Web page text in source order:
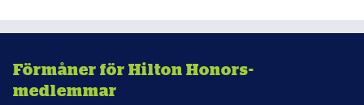
Förmåner för Hilton Honors-
medlemmar